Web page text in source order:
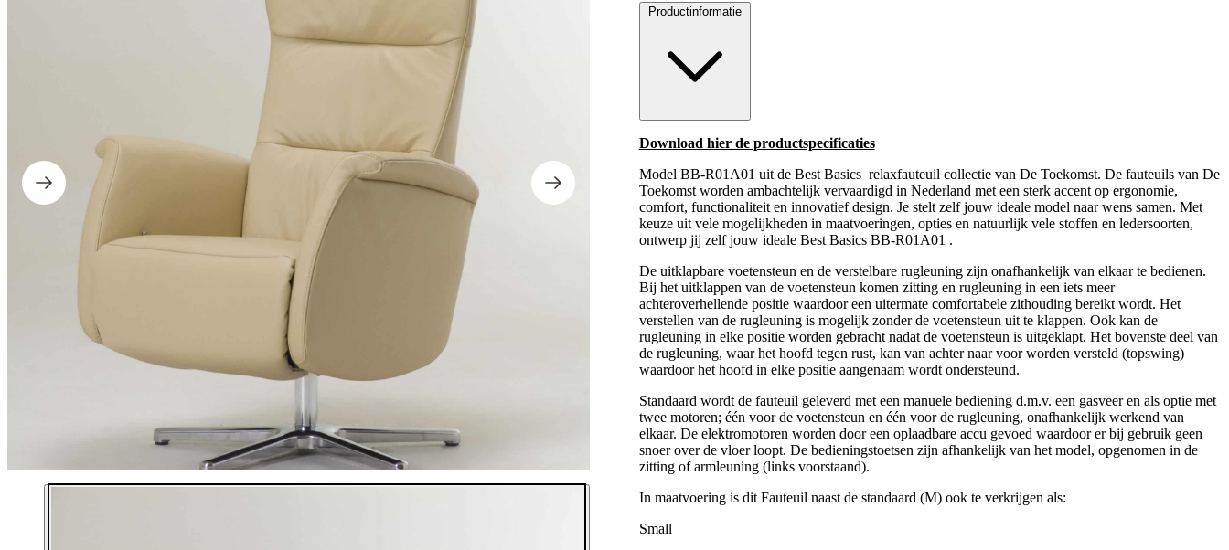
Productinformatie
Download hier de productspecificaties
Model BB-R01A01 uit de Best Basics relaxfauteuil collectie van De Toekomst. De fauteuils van De
Toekomst worden ambachtelijk vervaardigd in Nederland met een sterk accent op ergonomie,
comfort, functionaliteit en innovatief design. Je stelt zelf jouw ideale model naar wens samen. Met
keuze uit vele mogelijkheden in maatvoeringen, opties en natuurlijk vele stoffen en ledersoorten,
ontwerp jij zelf jouw ideale Best Basics BB-R01A01 .
De uitklapbare voetensteun en de verstelbare rugleuning zijn onafhankelijk van elkaar te bedienen.
Bij het uitklappen van de voetensteun komen zitting en rugleuning in een iets meer
achteroverhellende positie waardoor een uitermate comfortabele zithouding bereikt wordt. Het
verstellen van de rugleuning is mogelijk zonder de voetensteun uit te klappen. Ook kan de
rugleuning in elke positie worden gebracht nadat de voetensteun is uitgeklapt. Het bovenste deel van
de rugleuning, waar het hoofd tegen rust, kan van achter naar voor worden versteld (topswing)
waardoor het hoofd in elke positie aangenaam wordt ondersteund.
Standaard wordt de fauteuil geleverd met een manuele bediening d.m.v. een gasveer en als optie met
twee motoren; één voor de voetensteun en één voor de rugleuning, onafhankelijk werkend van
elkaar. De elektromotoren worden door een oplaadbare accu gevoed waardoor er bij gebruik geen
snoer over de vloer loopt. De bedieningstoetsen zijn afhankelijk van het model, opgenomen in de
zitting of armleuning (links voorstaand).
In maatvoering is dit Fauteuil naast de standaard (M) ook te verkrijgen als:
Small